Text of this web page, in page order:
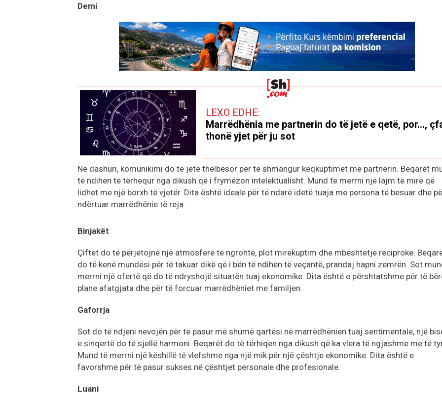
Demi
LEXO EDHE:
Marrëdhënia me partnerin do të jetë e qetë, por...,
thonë yjet për ju sot
Në dashuri, komunikimi do të jetë thelbësor për të shmangur keqkuptimet me partnerin. Beqarët
të ndihen të tërhequr nga dikush që i frymëzon intelektualisht. Mund të merrni një lajm të mirë që
lidhet me një borxh të vjetër. Dita është ideale për të ndarë idetë tuaja me persona të besuar dhe
ndërtuar marrëdhënie të reja.
Binjakët
Çiftet do të përjetojnë një atmosferë të ngrohtë, plot mirëkuptim dhe mbështetje reciproke.
do të kenë mundësi për të takuar dikë që i bën të ndihen të veçantë, prandaj hapni zemrën. Sot
merrni një ofertë që do të ndryshojë situatën tuaj ekonomike. Dita është e përshtatshme për të
plane afatgjata dhe për të forcuar marrëdhëniet me familjen.
Gaforrja
Sot do të ndjeni nevojën për të pasur më shumë qartësi në marrëdhënien tuaj sentimentale, një
e sinqertë do të sjellë harmoni. Beqarët do të tërhiqen nga dikush që ka vlera të ngjashme me të
Mund të merrni një këshillë të vlefshme nga një mik për një çështje ekonomike. Dita është e
favorshme për të pasur sukses në çështjet personale dhe profesionale.
Luani